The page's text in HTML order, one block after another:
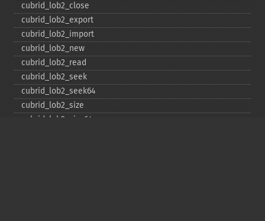
cubrid_​lob2_​close
cubrid_​lob2_​export
cubrid_​lob2_​import
cubrid_​lob2_​new
cubrid_​lob2_​read
cubrid_​lob2_​seek
cubrid_​lob2_​seek64
cubrid_​lob2_​size
cubrid_​lob2_​size64